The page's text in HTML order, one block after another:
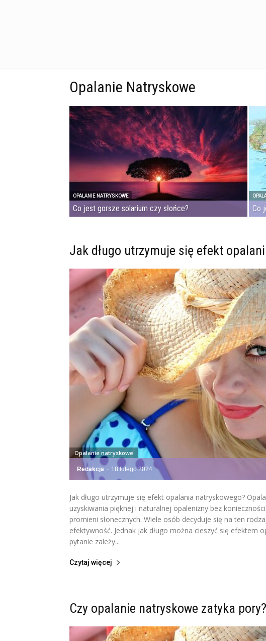
Opalanie Natryskowe
OPALANIE NATRYSKOWE
Co jest gorsze solarium czy słońce? Co
Jak długo utrzymuje się efekt
Redakcja - 18 lutego 2024
Opalanie natryskowe
Jak długo utrzymuje się efekt opalania natryskowego?
uzyskiwania pięknej i naturalnej opalenizny bez
promieni słonecznych. Wiele osób decyduje się na ten
efektywność. Jednak jak długo można cieszyć się efektem
pytanie zależy...
Czytaj więcej
Czy opalanie natryskowe zatyka pory?